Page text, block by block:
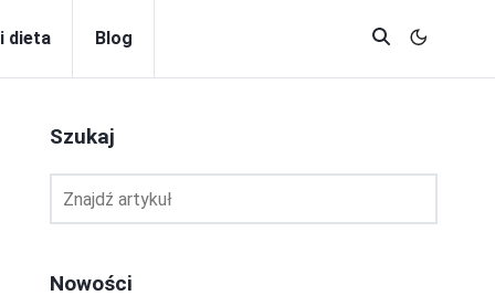
dieta Blog
Szukaj
Nowości